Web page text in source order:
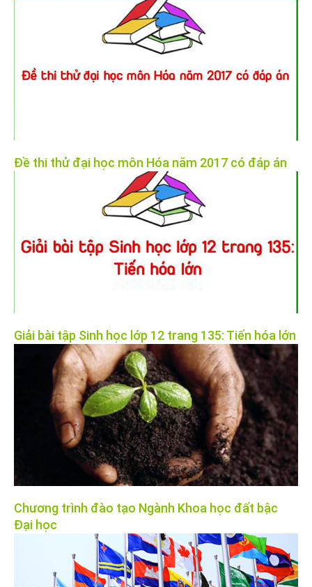
Đề thi thử đại học môn Hóa năm 2017 có đáp án
Giải bài tập Sinh học lớp 12 trang 135: Tiến hóa lớn
Chương trình đào tạo Ngành Khoa học đất bậc
Đại học